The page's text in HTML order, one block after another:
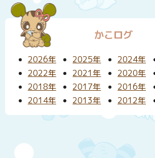
かこログ
2026年 2025年 2024年
2022年
2021年 2020年
2018年
2017年 2016年
2014年
2013年 2012年